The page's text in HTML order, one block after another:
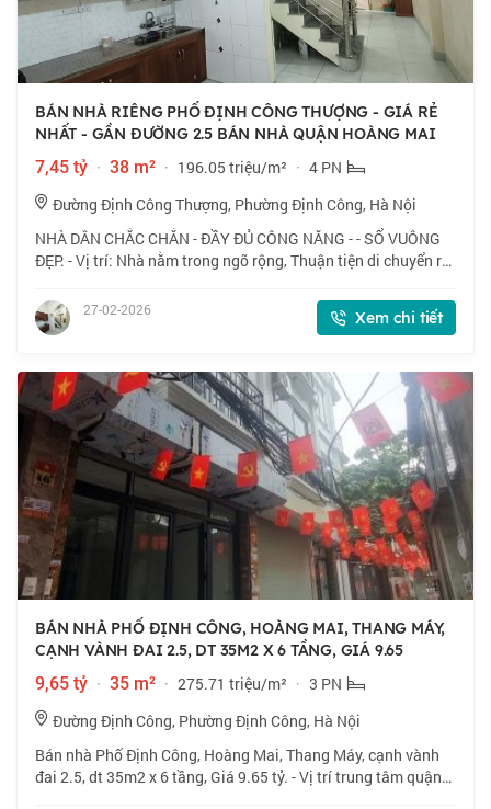
BÁN NHÀ RIÊNG PHỐ ĐỊNH CÔNG THƯỢNG - GIÁ RẺ
NHẤT - GẦN ĐƯỜNG 2.5 BÁN NHÀ QUẬN HOÀNG MAI
7,45 tỷ · 38 m² · 196.05 triệu/m² · 4 PN
Đường Định Công Thượng, Phường Định Công, Hà Nội
NHÀ DÂN CHẮC CHẮN - ĐẦY ĐỦ CÔNG NĂNG - - SỔ VUÔNG
ĐẸP. - Vị trí: Nhà nằm trong ngõ rộng, Thuận tiện di chuyển ra
Kim Giang. - Dịch vụ tiện íc
27-02-2026 Xem chi tiết
BÁN NHÀ PHỐ ĐỊNH CÔNG, HOÀNG MAI, THANG MÁY,
CẠNH VÀNH ĐAI 2.5, DT 35M2 X 6 TẦNG, GIÁ 9.65
9,65 tỷ · 35 m² · 275.71 triệu/m² · 3 PN
Đường Định Công, Phường Định Công, Hà Nội
Bán nhà Phố Định Công, Hoàng Mai, Thang Máy, cạnh vành
đai 2.5, dt 35m2 x 6 tầng, Giá 9.65 tỷ. - Vị trí trung tâm quận